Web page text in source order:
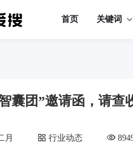
首页 关键词
囊团”邀请函，请查
月 行业动态